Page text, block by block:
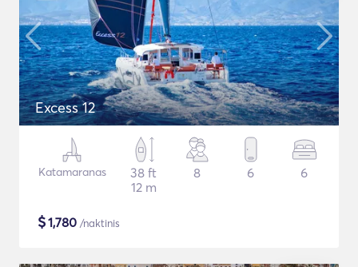
Excess 12
Katamaranas
38 ft
12 m
8 6 6
$1,780 /naktinis